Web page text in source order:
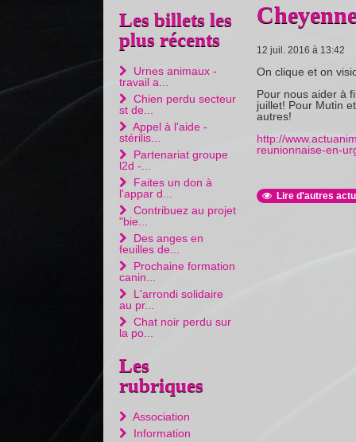
Les billets les
plus récents
Urnes animaux -
travail a...
Chien perdu secteur
st de...
Appel à l'aide -
stérilis...
Partenariat groupe
l2d -...
Faites un don à
l'appar d...
Contribuez au projet
"bie...
Des anges en
feuilles de...
Prochaine formation
canin...
L'arrondi solidaire
au pr...
Chat noir perdu sur
la po...
Les
rubriques
Association
Information
12 juil. 2016 à 13:42
On clique et on
Pour nous aider à
juillet! Pour Mutin
autres!
http://
reunionnaise-en-
Lire d'autres